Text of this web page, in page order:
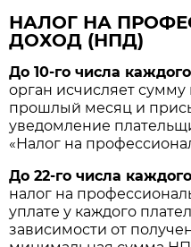
НАЛОГ НА
ДОХОД (НПД)
До 10-го числа
орган исчисляет сумму
прошлый месяц и
уведомление
«Налог на
До 22-го числа
налог на
уплате у каждого
зависимости от